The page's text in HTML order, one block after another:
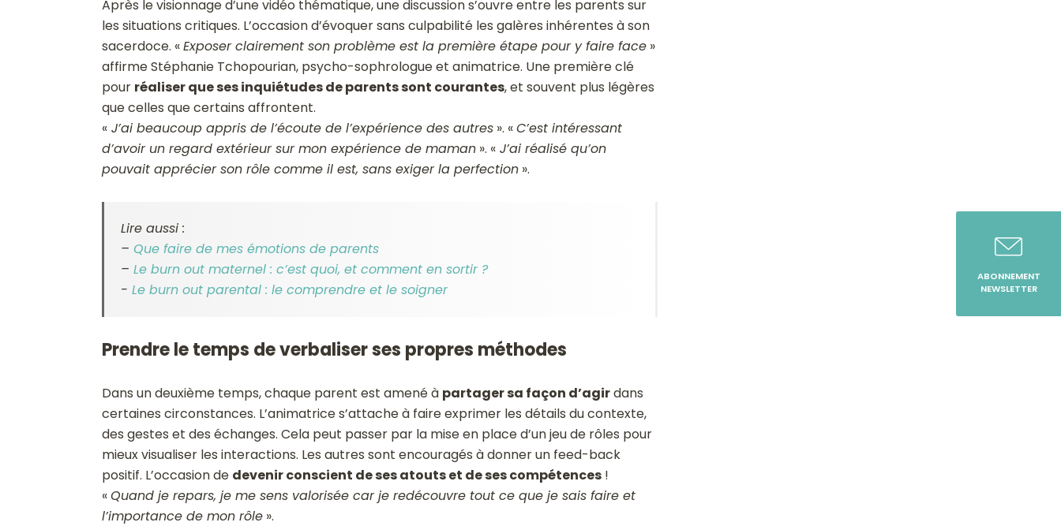
Après le visionnage d’une vidéo thématique, une discussion s’ouvre entre les parents sur
les situations critiques. L’occasion d’évoquer sans culpabilité les galères inhérentes à son
sacerdoce. «Exposer clairement son problème est la première étape pour y faire face»
affirme Stéphanie Tchopourian, psycho-sophrologue et animatrice. Une première clé
pour réaliser que ses inquiétudes de parents sont courantes, et souvent plus légères
que celles que certains affrontent.
«J’ai beaucoup appris de l’écoute de l’expérience des autres». «C’est intéressant
d’avoir un regard extérieur sur mon expérience de maman». «J’ai réalisé qu’on
pouvait apprécier son rôle comme il est, sans exiger la perfection».
Lire aussi :
– Que faire de mes émotions de parents
– Le burn out maternel : c’est quoi, et comment en sortir ?
- Le burn out parental : le comprendre et le soigner
Prendre le temps de verbaliser ses propres méthodes
Dans un deuxième temps, chaque parent est amené à partager sa façon d’agirdans
certaines circonstances. L’animatrice s’attache à faire exprimer les détails du contexte,
des gestes et des échanges. Cela peut passer par la mise en place d’un jeu de rôles pour
mieux visualiser les interactions. Les autres sont encouragés à donner un feed-back
positif. L’occasion de devenir conscient de ses atouts et de ses compétences!
«Quand je repars, je me sens valorisée car je redécouvre tout ce que je sais faire et
l’importance de mon rôle».
ABONNEMENT
NEWSLETTER